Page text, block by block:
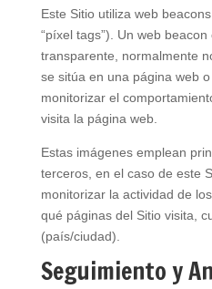
Este Sitio utiliza web
“píxel tags”). Un web
transparente, normalmente
se sitúa en una página web
monitorizar el
visita la página web.
Estas imágenes emplean
terceros, en el caso de este
monitorizar la actividad de
qué páginas del Sitio visita,
(país/ciudad).
Seguimiento y